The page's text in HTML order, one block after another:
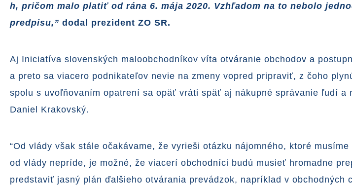
h, pričom malo platiť od rána 6. mája 2020. Vzhľadom na to nebolo
predpisu,” dodal prezident ZO SR.
Aj Iniciatíva slovenských maloobchodníkov víta otváranie obchodov a
a preto sa viacero podnikateľov nevie na zmeny vopred pripraviť, z čoho
spolu s uvoľňovaním opatrení sa opäť vráti späť aj nákupné správanie ľudí
Daniel Krakovský.
“Od vlády však stále očakávame, že vyrieši otázku nájomného, ktoré
od vlády nepríde, je možné, že viacerí obchodníci budú musieť hromadne
predstaviť jasný plán ďalšieho otvárania prevádzok, napríklad v obchodných